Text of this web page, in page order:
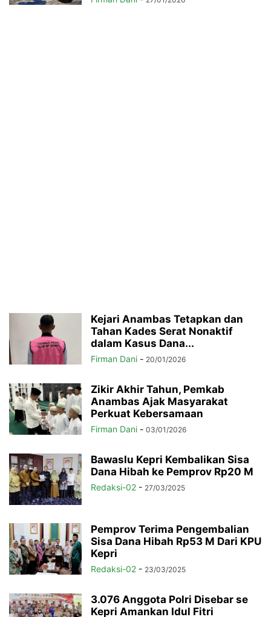
Kejari Anambas Tetapkan dan
Tahan Kades Serat Nonaktif
dalam Kasus Dana...
Firman Dani - 20/01/2026
Zikir Akhir Tahun, Pemkab
Anambas Ajak Masyarakat
Perkuat Kebersamaan
Firman Dani - 03/01/2026
Bawaslu Kepri Kembalikan Sisa
Dana Hibah ke Pemprov Rp20 M
Redaksi-02 - 27/03/2025
Pemprov Terima Pengembalian
Sisa Dana Hibah Rp53 M Dari KPU
Kepri
Redaksi-02 - 23/03/2025
3.076 Anggota Polri Disebar se
Kepri Amankan Idul Fitri